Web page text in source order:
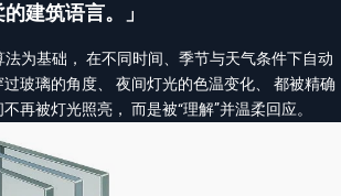
建筑语言。」
为基础， 在不同时间、季节与天气条件下自动
玻璃的角度、 夜间灯光的色温变化、 都被精确
再被灯光照亮， 而是被“理解”并温柔回应。